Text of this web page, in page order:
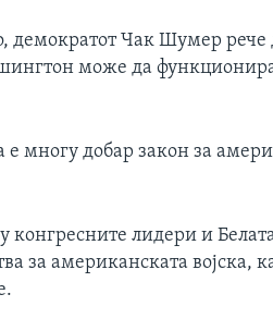
демократот Чак Шумер рече
може да
многу добар закон за
конгресните лидери и
за американската војска,